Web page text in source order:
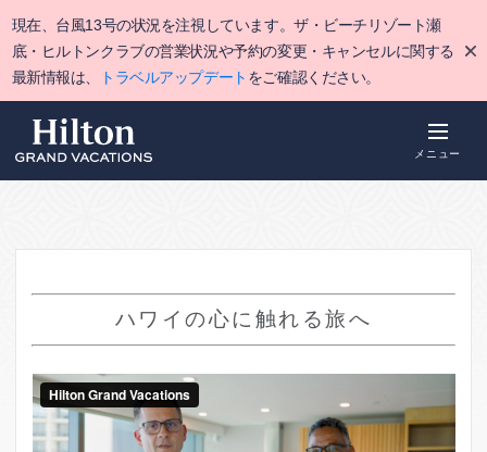
main
content
現在、台風13号の状況を注視しています。ザ・ビーチリゾート瀬
底・ヒルトンクラブの営業状況や予約の変更・キャンセルに関する
最新情報は、
トラベルアップデート をご確認ください。
メニュー
ハワイの心に触れる旅へ